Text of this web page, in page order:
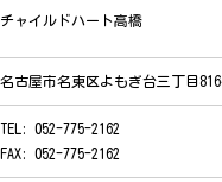
チャイルドハート高橋
名古屋市名東区よもぎ台三丁目
TEL: 052-775-2162
FAX: 052-775-2162